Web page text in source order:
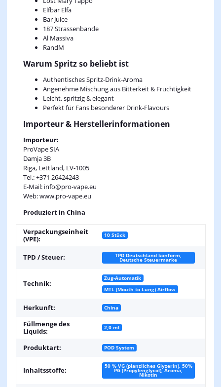
Elfbar Elfa
Bar Juice
187 Strassenbande
Al Massiva
RandM
Warum Spritz so beliebt ist
Authentisches Spritz-Drink-Aroma
Angenehme Mischung aus Bitterkeit & Fruchtigkeit
Leicht, spritzig & elegant
Perfekt für Fans besonderer Drink-Flavours
Importeur & Herstellerinformationen
Importeur:
ProVape SIA
Damja 3B
Riga, Lettland, LV-1005
Tel.: +371 26424243
E-Mail: info@pro-vape.eu
Web: www.pro-vape.eu
Produziert in China
Verpackungseinheit
(VPE):
10 Stück
TPD / Steuer: TPD Deutschland konform,
Deutsche Steuermarke
Technik:
Zug-Automatik
MTL (Mouth to Lung) Airflow
Herkunft: China
Füllmenge des
Liquids:
2,0 ml
Produktart: POD System
Inhaltsstoffe:
50 % VG (planzliches Glyzerin), 50%
PG (Propylenglycol), Aroma,
Nikotin